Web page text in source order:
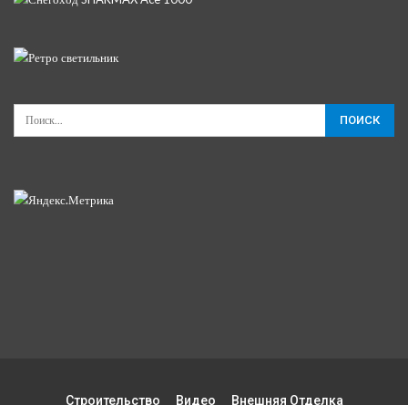
Строительство Видео Внешняя Отделка